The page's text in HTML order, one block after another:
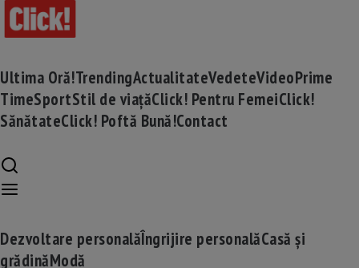
Ultima Oră!TrendingActualitateVedeteVideoPrime
TimeSportStil de viațăClick! Pentru FemeiClick!
SănătateClick! Poftă Bună!Contact
Dezvoltare personalăÎngrijire personalăCasă și
grădinăModă